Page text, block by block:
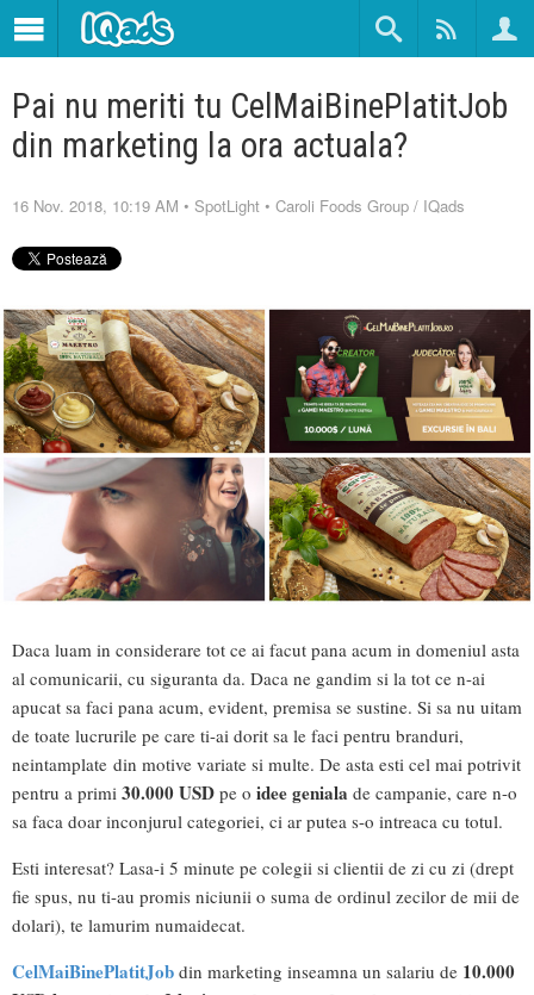
Pai nu meriti tu CelMaiBinePlatitJob
din marketing la ora actuala?
16 Nov. 2018, 10:19 AM • SpotLight • Caroli Foods Group / IQads
Daca luam in considerare tot ce ai facut pana acum in domeniul asta
al comunicarii, cu siguranta da. Daca ne gandim si la tot ce n-ai
apucat sa faci pana acum, evident, premisa se sustine. Si sa nu uitam
de toate lucrurile pe care ti-ai dorit sa le faci pentru branduri,
neintamplate din motive variate si multe. De asta esti cel mai potrivit
pentru a primi 30.000 USD pe o idee geniala de campanie, care n-o
sa faca doar inconjurul categoriei, ci ar putea s-o intreaca cu totul.
Esti interesat? Lasa-i 5 minute pe colegii si clientii de zi cu zi (drept
fie spus, nu ti-au promis niciunii o suma de ordinul zecilor de mii de
dolari), te lamurim numaidecat.
CelMaiBinePlatitJob din marketing inseamna un salariu de 10.000